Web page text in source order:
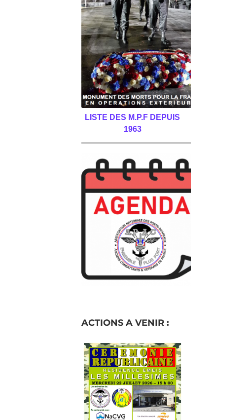
LISTE DES M.P.F DEPUIS
1963
ACTIONS A VENIR :